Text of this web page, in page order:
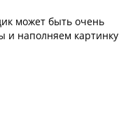
может быть очень
и наполняем картинку